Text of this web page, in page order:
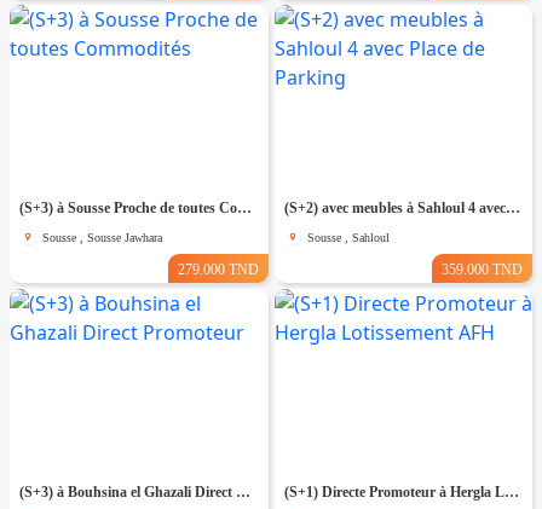
(S+3) à Sousse Proche de toutes Commodités
Sousse , Sousse Jawhara
279.000 TND
(S+2) avec meubles à Sahloul 4 avec Place de Parking
Sousse , Sahloul
359.000 TND
(S+3) à Bouhsina el Ghazali Direct Promoteur (S+1) Directe Promoteur à Hergla Lotissement AFH